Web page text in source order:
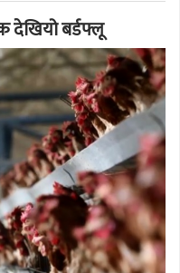
बर्डफ्लू